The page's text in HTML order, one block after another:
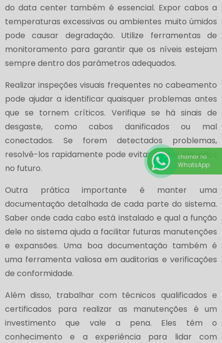
do data center também é essencial. Expor cabos a
temperaturas excessivas ou ambientes muito úmidos
pode causar degradação. Utilize ferramentas de
monitoramento para garantir que os níveis estejam
sempre dentro dos parâmetros adequados.
Realizar inspeções visuais frequentes no cabeamento
pode ajudar a identificar quaisquer problemas antes
que se tornem críticos. Verifique se há sinais de
desgaste, como cabos danificados ou mal
conectados. Se forem detectados problemas,
resolvê-los rapidamente pode evitar custos elevados
no futuro.
Outra prática importante é manter uma
documentação detalhada de cada parte do sistema.
Saber onde cada cabo está instalado e qual a função
dele no sistema ajuda a facilitar futuras manutenções
e expansões. Uma boa documentação também é
uma ferramenta valiosa em auditorias e verificações
de conformidade.
Além disso, trabalhar com técnicos qualificados e
certificados para realizar as manutenções é um
investimento que vale a pena. Eles têm o
conhecimento e a experiência para lidar com
chamar no
WhatsApp